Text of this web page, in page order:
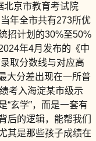
北京市教育考试院
年全市共有273所优
招计划的30%至50%
年4月发布的《中
取分数线与对应高
大分差出现在一所普
考入海淀某市级示
“玄学”，而是一套有
后的逻辑，能帮我们
其是那些孩子成绩在